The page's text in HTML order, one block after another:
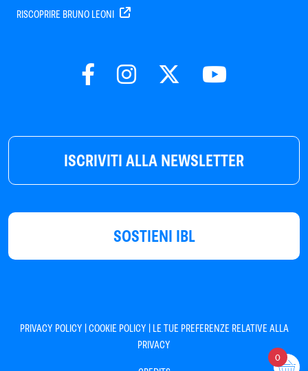
ISCRIVITI ALLA NEWSLETTER
SOSTIENI IBL
RISCOPRIRE BRUNO LEONI
PRIVACY POLICY |COOKIE POLICY | LE TUE PREFERENZE RELATIVE ALLA
PRIVACY
0